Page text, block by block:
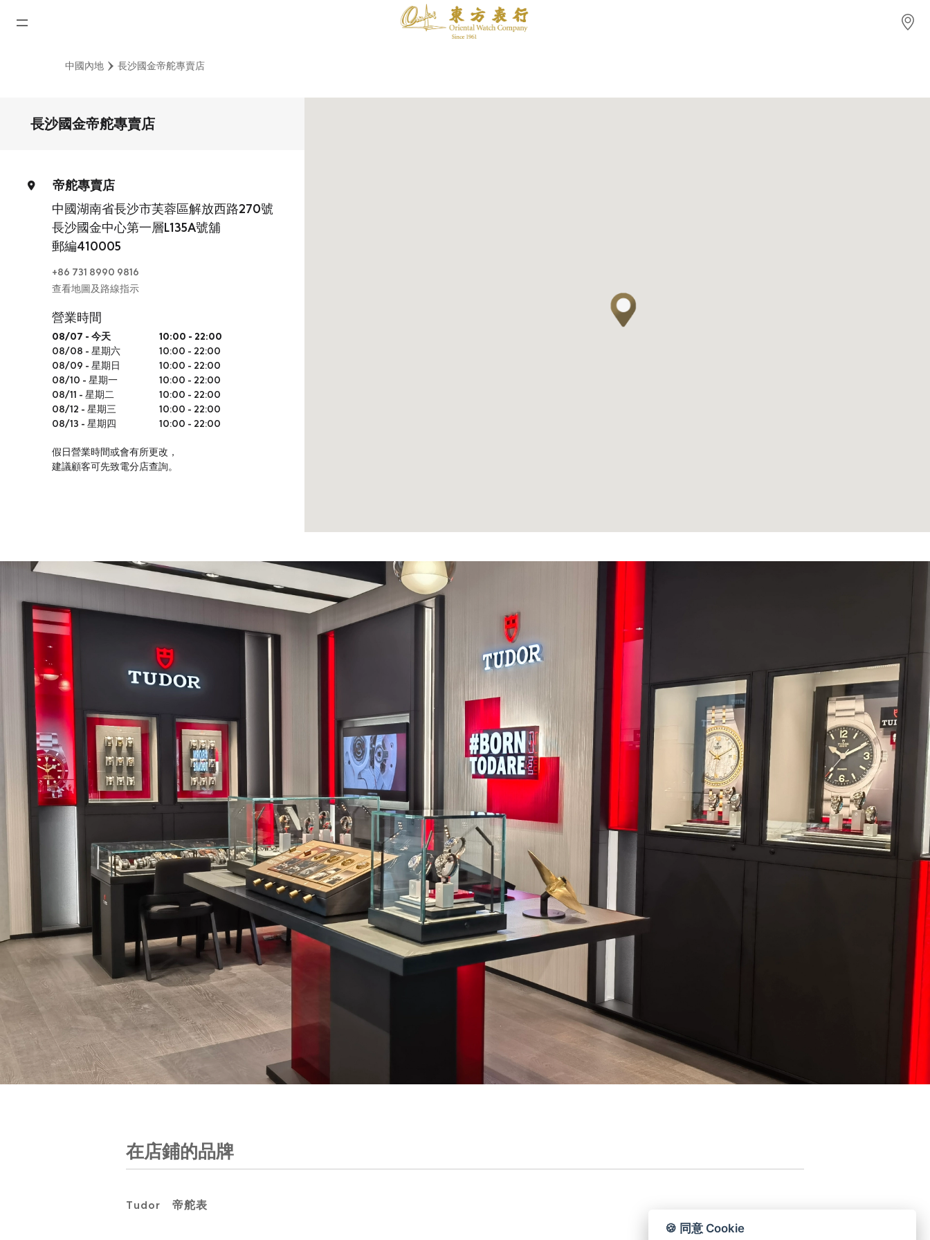
首頁
腕表資訊
勞力士中古錶認證
帝舵表
店鋪位置
網上商店
中國內地
香港特別行政區
腕表維修
會員
简体中文
中國內地 長沙國金帝舵專賣店
長沙國金帝舵專賣店
帝舵專賣店
中國湖南省長沙市芙蓉區解放西路270號
長沙國金中心第一層L135A號舖
郵編410005
+86 731 8990 9816
查看地圖及路線指示
營業時間
08/07 - 今天
10:00 - 22:00
08/08 - 星期六
10:00 - 22:00
08/09 - 星期日
10:00 - 22:00
08/10 - 星期一
10:00 - 22:00
08/11 - 星期二
10:00 - 22:00
08/12 - 星期三
10:00 - 22:00
08/13 - 星期四 10:00 - 22:00
假日營業時間或會有所更改，
建議顧客可先致電分店查詢。
在店鋪的品牌
Tudor 帝舵表
🍪 同意 Cookie